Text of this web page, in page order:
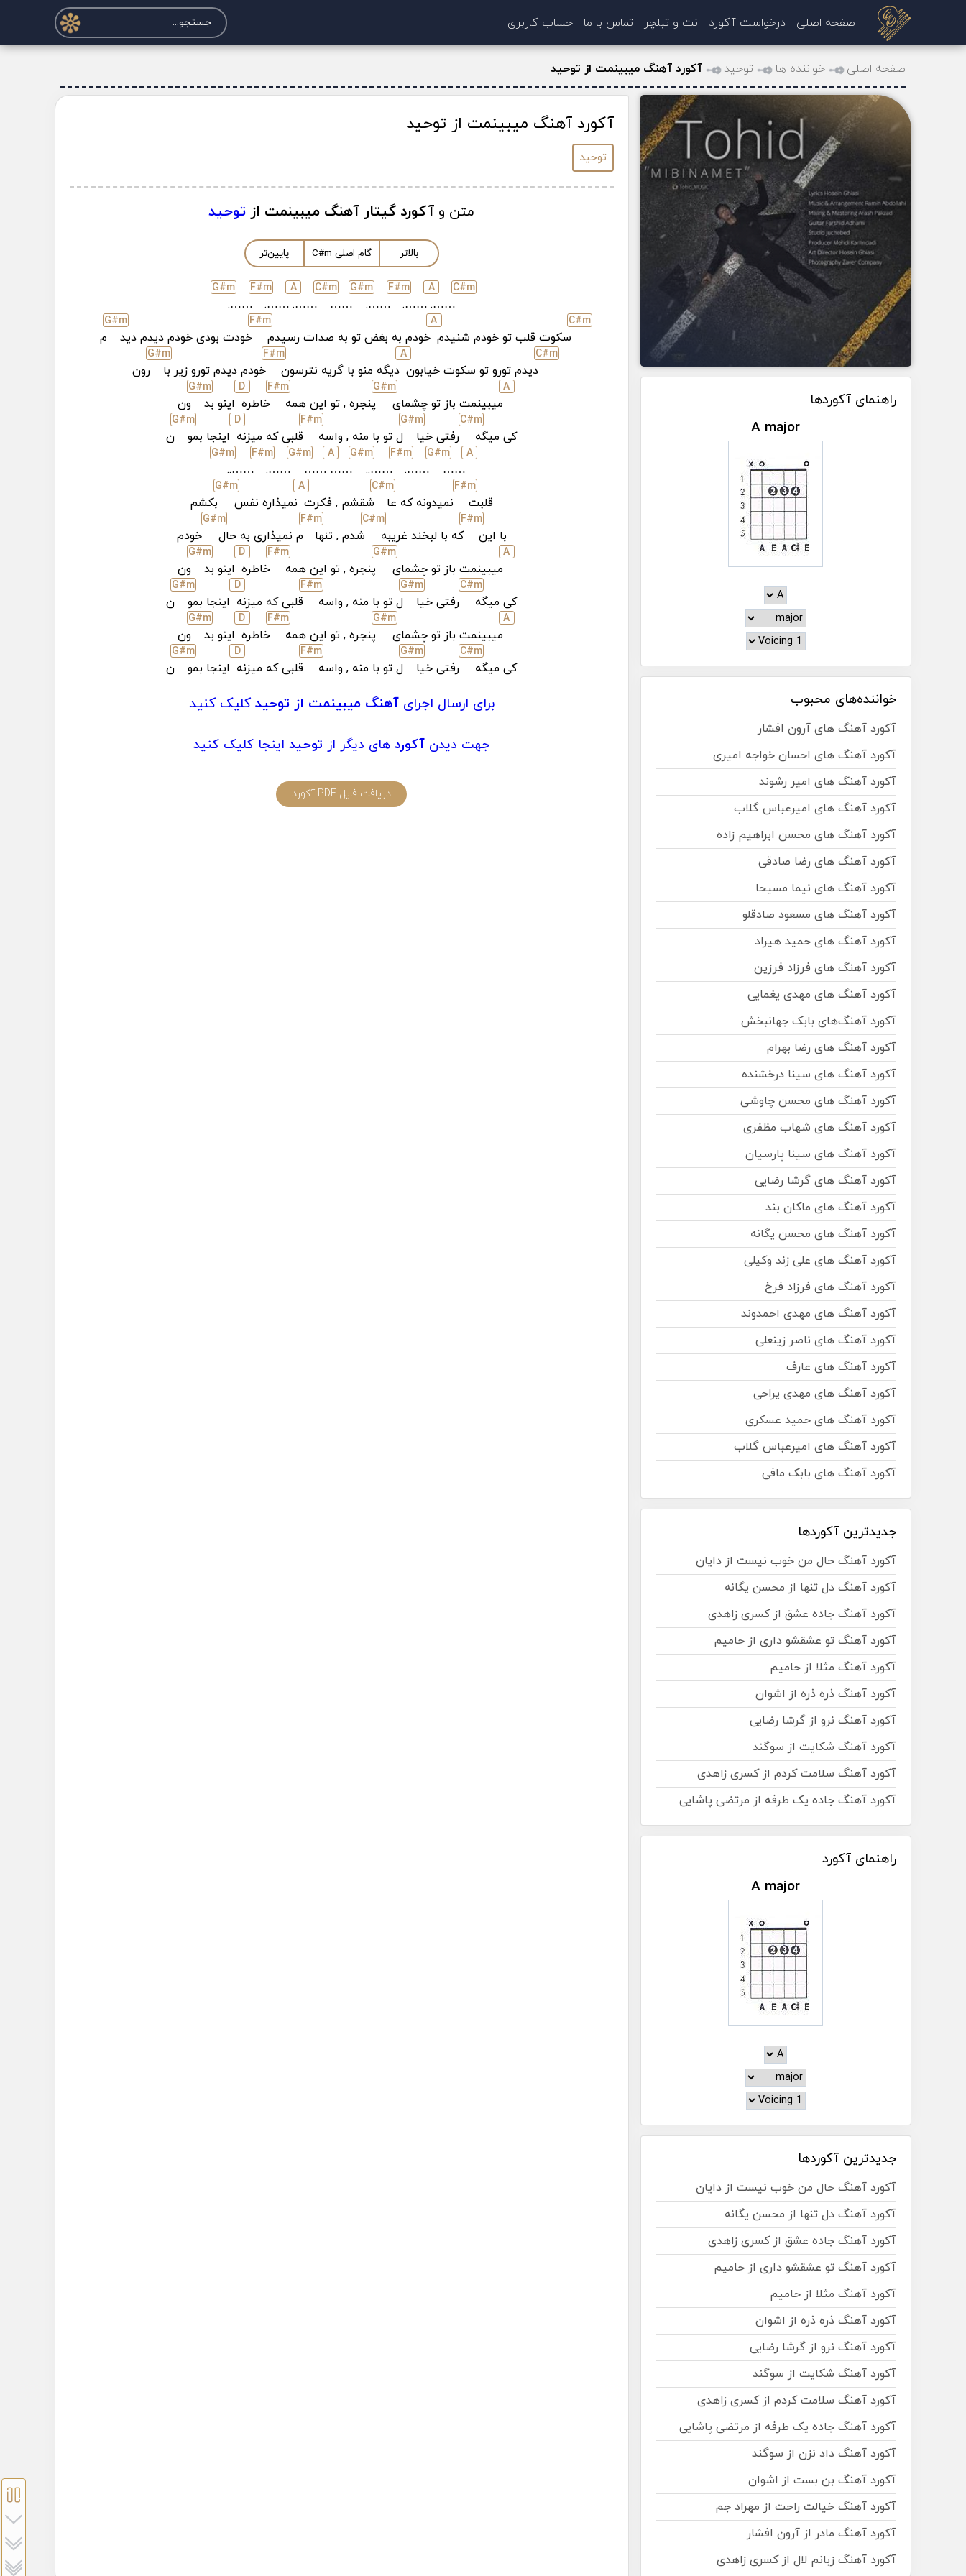
صفحه اصلی درخواست آکورد نت و تبلچر تماس با ما حساب کاربری
صفحه اصلی خواننده ها توحید آکورد آهنگ میبینمت از توحید
راهنمای آکوردها
A major
خواننده‌های محبوب
آکورد آهنگ های آرون افشار
آکورد آهنگ های احسان خواجه امیری
آکورد آهنگ های امیر رشوند
آکورد آهنگ های امیرعباس گلاب
آکورد آهنگ های محسن ابراهیم زاده
آکورد آهنگ های رضا صادقی
آکورد آهنگ های نیما مسیحا
آکورد آهنگ های مسعود صادقلو
آکورد آهنگ های حمید هیراد
آکورد آهنگ های فرزاد فرزین
آکورد آهنگ های مهدی یغمایی
آکورد آهنگ‌های بابک جهانبخش
آکورد آهنگ های رضا بهرام
آکورد آهنگ های سینا درخشنده
آکورد آهنگ های محسن چاوشی
آکورد آهنگ های شهاب مظفری
آکورد آهنگ های سینا پارسیان
آکورد آهنگ های گرشا رضایی
آکورد آهنگ های ماکان بند
آکورد آهنگ های محسن یگانه
آکورد آهنگ های علی زند وکیلی
آکورد آهنگ های فرزاد فرخ
آکورد آهنگ های مهدی احمدوند
آکورد آهنگ های ناصر زینعلی
آکورد آهنگ های عارف
آکورد آهنگ های مهدی یراحی
آکورد آهنگ های حمید عسکری
آکورد آهنگ های امیرعباس گلاب
آکورد آهنگ های بابک مافی
جدیدترین آکوردها
آکورد آهنگ حال من خوب نیست از دایان
آکورد آهنگ دل تنها از محسن یگانه
آکورد آهنگ جاده عشق از کسری زاهدی
آکورد آهنگ تو عشقشو داری از حامیم
آکورد آهنگ مثلا از حامیم
آکورد آهنگ ذره ذره از اشوان
آکورد آهنگ نرو از گرشا رضایی
آکورد آهنگ شکایت از سوگند
آکورد آهنگ سلامت کردم از کسری زاهدی
آکورد آهنگ جاده یک طرفه از مرتضی پاشایی
راهنمای آکورد
A major
جدیدترین آکوردها
آکورد آهنگ حال من خوب نیست از دایان
آکورد آهنگ دل تنها از محسن یگانه
آکورد آهنگ جاده عشق از کسری زاهدی
آکورد آهنگ تو عشقشو داری از حامیم
آکورد آهنگ مثلا از حامیم
آکورد آهنگ ذره ذره از اشوان
آکورد آهنگ نرو از گرشا رضایی
آکورد آهنگ شکایت از سوگند
آکورد آهنگ سلامت کردم از کسری زاهدی
آکورد آهنگ جاده یک طرفه از مرتضی پاشایی
آکورد آهنگ داد نزن از سوگند
آکورد آهنگ بن بست از اشوان
آکورد آهنگ خیالت راحت از مهراد جم
آکورد آهنگ مادر از آرون افشار
آکورد آهنگ زبانم لال از کسری زاهدی
آکورد آهنگ میبینمت از توحید
توحید
متن و آکورد گیتار آهنگ میبینمت از توحید
بالاتر گام اصلی C#m پایین‌تر
C#m
…….
A
…….
F#m
…….
G#m
……
C#m
…….
A
…….
F#m
…….
G#m
C#m
سکوت قلب تو خودم شنیدم
A
خودم به بغض تو به صدات رسیدم
F#m
خودت بودی خودم دیدم دید
G#m
م
C#m
دیدم تورو تو سکوت خیابون
A
دیگه منو با گریه نترسون
F#m
خودم دیدم تورو زیر با
G#m
رون
A
میبینمت باز تو چشمای
G#m
پنجره , تو این همه
F#m
خاطره
D
اینو بد
G#m
ون
کی میگه
C#m
رفتی خیا
G#m
ل تو با منه , واسه
F#m
قلبی که میزنه
D
اینجا بمو
G#m
ن
A
……
G#m
…….
F#m
……..
G#m
……
A
……
G#m
…….
F#m
……..
G#m
قلبت
F#m
نمیدونه که عا
C#m
شقشم , فکرت
A
نمیذاره نفس
G#m
بکشم
با این
F#m
که با لبخند غریبه
C#m
شدم , تنها
F#m
م نمیذاری به حال
G#m
خودم
A
میبینمت باز تو چشمای
G#m
پنجره , تو این همه
F#m
خاطره
D
اینو بد
G#m
ون
کی میگه
C#m
رفتی خیا
G#m
ل تو با منه , واسه
F#m
قلبیکه میزنه
D
اینجا بمو
G#m
ن
A
میبینمت باز تو چشمای
G#m
پنجره , تو این همه
F#m
خاطره
D
اینو بد
G#m
ون
کی میگه
C#m
رفتی خیا
G#m
ل تو با منه , واسه
F#m
قلبی که میزنه
D
اینجا بمو
G#m
ن
برای ارسال اجرایآهنگ میبینمت از توحید کلیک کنید
جهت دیدن آکورد های دیگر از توحیداینجا کلیک کنید
دریافت فایل PDF آکورد